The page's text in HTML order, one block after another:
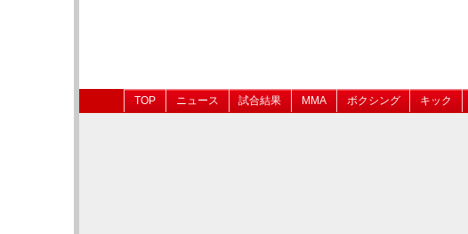
TOP ニュース 試合結果 MMA ボクシング キック